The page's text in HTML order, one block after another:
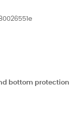
bottom protection